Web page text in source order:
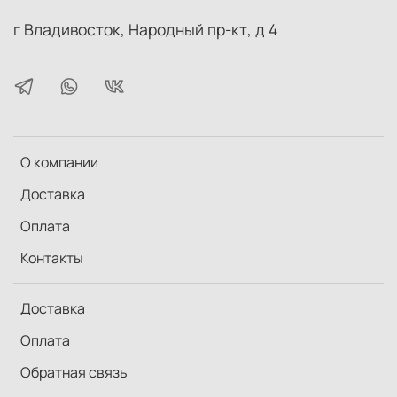
О компании
Доставка
Оплата
Контакты
Доставка
Оплата
Обратная связь
г Владивосток, Народный пр-кт, д 4